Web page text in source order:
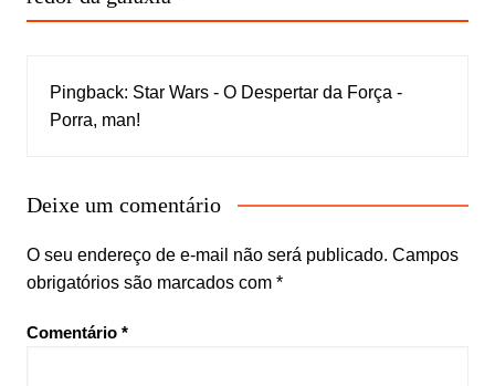
Pingback: Star Wars - O Despertar da Força -
Porra, man!
Deixe um comentário
O seu endereço de e-mail não será publicado. Campos
obrigatórios são marcados com *
Comentário *